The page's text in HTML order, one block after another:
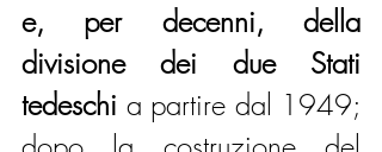
e, per decenni, della
divisione dei due Stati
tedeschi a partire dal 1949;